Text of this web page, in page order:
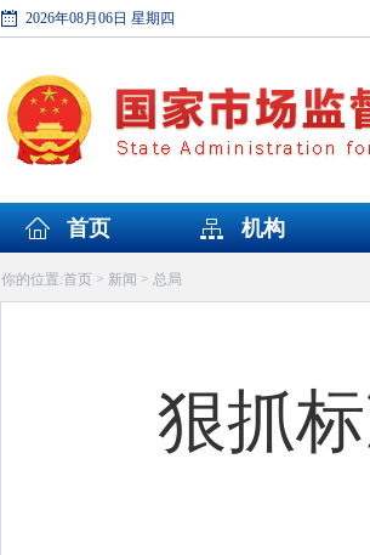
2026年08月06日 星期四
首页 机构
你的位置:首页> 新闻 > 总局
狠抓